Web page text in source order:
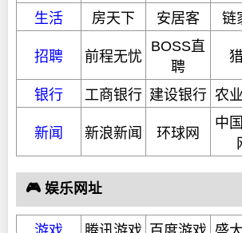
生活
房天下 安居客 链
招聘 前程无忧
BOSS直
聘
银行
工商银行 建设银行 农
新闻 新浪新闻 环球网
中
🎮 娱乐网址